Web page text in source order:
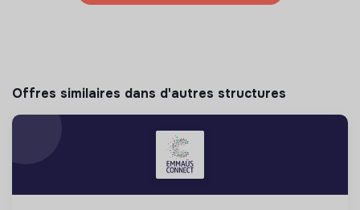
Offres similaires dans d'autres structures